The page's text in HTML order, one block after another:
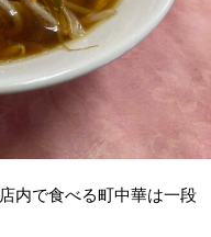
内で食べる町中華は一段